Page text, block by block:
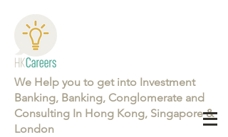
We Help you to get into Investment
Banking, Banking, Conglomerate and
Consulting In Hong Kong, Singapore &
London